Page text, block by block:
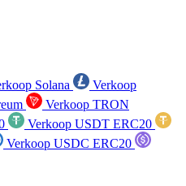
Solana
Verkoop
Verkoop TRON
Verkoop USDT ERC20
Verkoop USDC ERC20